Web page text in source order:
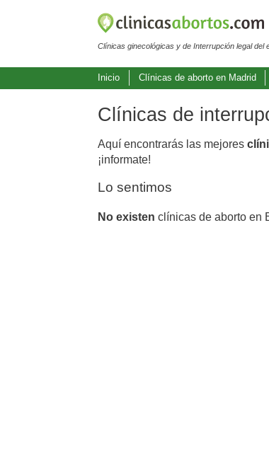
Clínicas ginecológicas y de Interrupción legal del
Inicio Clínicas de aborto en Madrid
Clínicas de
Aquí encontrarás las mejores
¡informate!
Lo sentimos
No existen clínicas de aborto en